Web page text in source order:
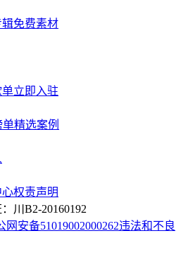
辑免费素材
单立即入驻
单精选案例
心权责声明
川B2-20160192
网安备51019002000262违法和不良